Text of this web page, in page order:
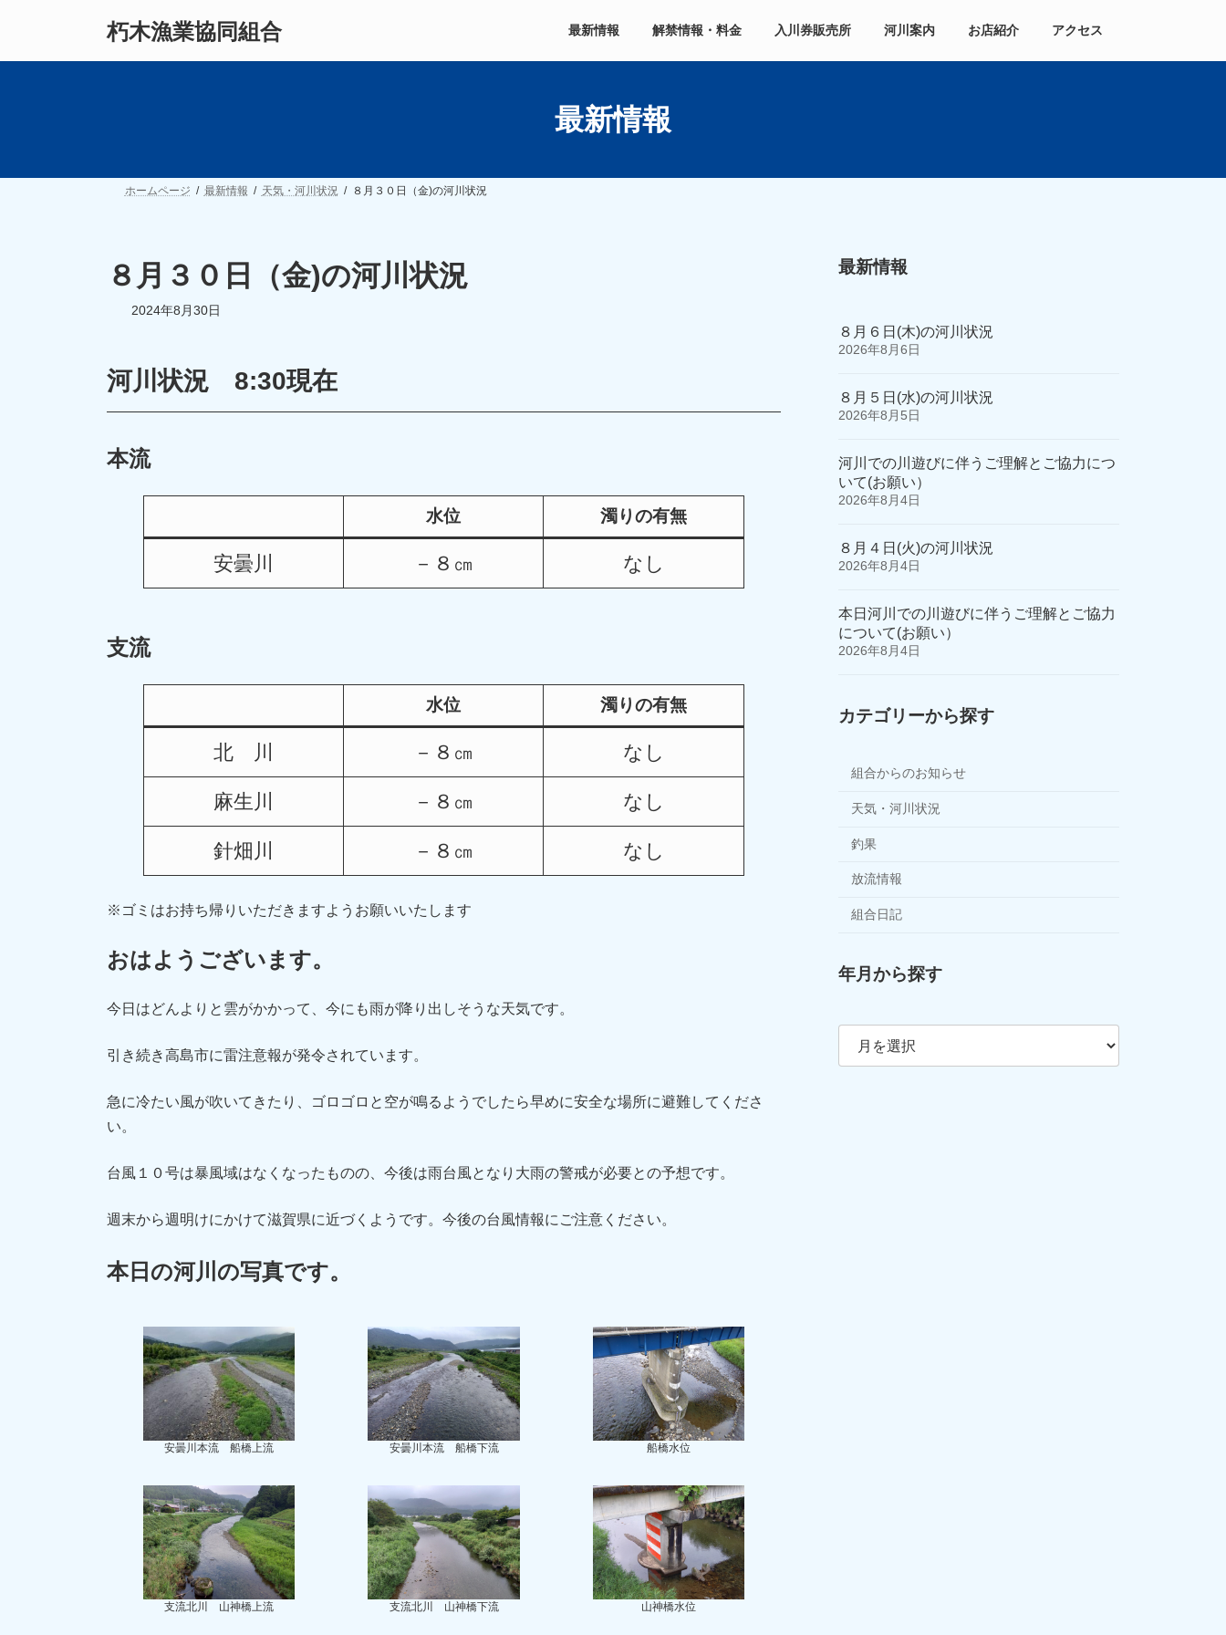
ン
プ
ー
動
朽木漁業協同組合 最新情報 解禁情報・料金 入川券販売所 河川案内 お店紹介 アクセス
最新情報
ホームページ 最新情報 天気・河川状況 ８月３０日（金)の河川状況
８月３０日（金)の河川状況
2024年8月30日
河川状況 8:30現在
本流
水位 濁りの有無
安曇川 －８㎝ なし
支流
水位 濁りの有無
北 川 －８㎝ なし
麻生川 －８㎝ なし
針畑川 －８㎝ なし
※ゴミはお持ち帰りいただきますようお願いいたします
おはようございます。
今日はどんよりと雲がかかって、今にも雨が降り出しそうな天気です。
引き続き高島市に雷注意報が発令されています。
急に冷たい風が吹いてきたり、ゴロゴロと空が鳴るようでしたら早めに安全な場所に避難してくださ
い。
台風１０号は暴風域はなくなったものの、今後は雨台風となり大雨の警戒が必要との予想です。
週末から週明けにかけて滋賀県に近づくようです。 今後の台風情報にご注意ください。
本日の河川の写真です。
安曇川本流 船橋上流 安曇川本流 船橋下流 船橋水位
支流北川 山神橋上流 支流北川 山神橋下流 山神橋水位
最新情報
８月６日(木)の河川状況
2026年8月6日
８月５日(水)の河川状況
2026年8月5日
河川での川遊びに伴うご理解とご協力につ
いて(お願い）
2026年8月4日
８月４日(火)の河川状況
2026年8月4日
本日河川での川遊びに伴うご理解とご協力
について(お願い）
2026年8月4日
カテゴリーから探す
組合からのお知らせ
天気・河川状況
釣果
放流情報
組合日記
年月から探す
ア
カ